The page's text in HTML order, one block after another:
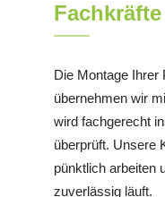
Fachkräfte
Die Montage Ihrer
übernehmen wir
wird fachgerecht
überprüft. Unsere
pünktlich arbeiten
zuverlässig läuft.